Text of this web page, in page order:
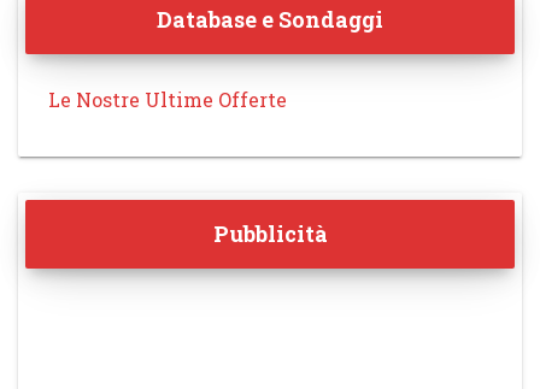
Database e Sondaggi
Le Nostre Ultime Offerte
Pubblicità